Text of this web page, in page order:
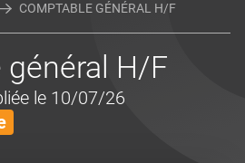
COMPTABLE GÉNÉRAL H/F
H/F
le 10/07/26